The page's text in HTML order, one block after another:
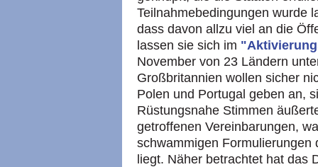
Teilnahmebedingungen wurde
dass davon allzu viel an die
lassen sie sich im
November von 23 Ländern
Großbritannien wollen sicher
Polen und Portugal geben an,
Rüstungsnahe Stimmen
getroffenen Vereinbarungen,
schwammigen Formulierungen
liegt. Näher betrachtet hat das